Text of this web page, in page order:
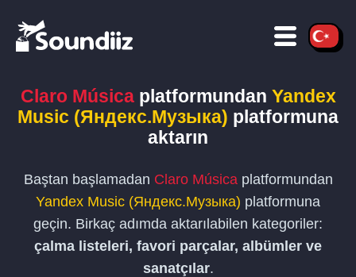
Claro Músicaplatformundan Yandex
Music (Яндекс.Музыка) platformuna
aktarın
Baştan başlamadan Claro Músicaplatformundan
Yandex Music (Яндекс.Музыка) platformuna
geçin. Birkaç adımda aktarılabilen kategoriler:
çalma listeleri, favori parçalar, albümler ve
sanatçılar.